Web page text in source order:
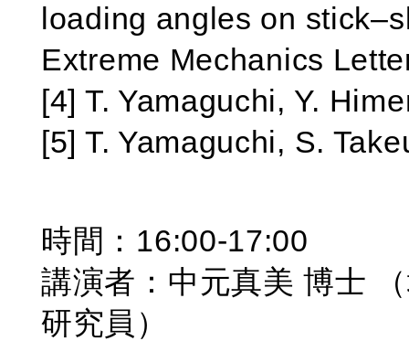
loading angles on
Extreme Mechanics
[4] T. Yamaguchi, Y.
[5] T. Yamaguchi, S.
時間：16:00-17:00
講演者：中元真美 博士
研究員）